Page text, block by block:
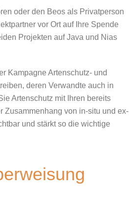
oder den Beos als Privatperson
vor Ort auf Ihre Spende
Projekten auf Java und Nias
Kampagne Artenschutz- und
deren Verwandte auch in
Artenschutz mit Ihren bereits
Zusammenhang von in-situ und ex-
und stärkt so die wichtige